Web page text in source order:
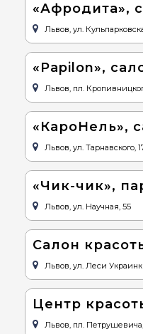
«Афродита»,
Львов, ул.
«Papilon»,
Львов, пл.
«КароНель»,
Львов, ул. Тарнавского,
«Чик-чик»,
Львов, ул. Научная, 55
Салон
Львов, ул. Леси
Центр
Львов, пл. Петрушевича,